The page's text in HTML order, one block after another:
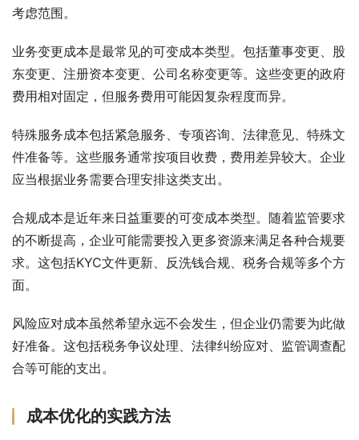
考虑范围。
业务变更成本是最常见的可变成本类型。包括董事变更、股
东变更、注册资本变更、公司名称变更等。这些变更的政府
费用相对固定，但服务费用可能因复杂程度而异。
特殊服务成本包括紧急服务、专项咨询、法律意见、特殊文
件准备等。这些服务通常按项目收费，费用差异较大。企业
应当根据业务需要合理安排这类支出。
合规成本是近年来日益重要的可变成本类型。随着监管要求
的不断提高，企业可能需要投入更多资源来满足各种合规要
求。这包括KYC文件更新、反洗钱合规、税务合规等多个方
面。
风险应对成本虽然希望永远不会发生，但企业仍需要为此做
好准备。这包括税务争议处理、法律纠纷应对、监管调查配
合等可能的支出。
成本优化的实践方法